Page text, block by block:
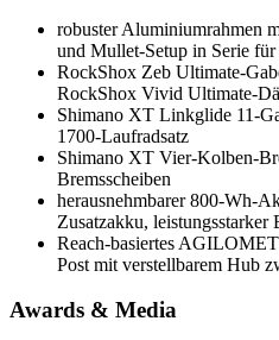
robuster Aluminiumrahmen
und Mullet-Setup in Serie
RockShox Zeb Ultimate-
RockShox Vivid Ultimate-
Shimano XT Linkglide 11-
1700-Laufradsatz
Shimano XT Vier-Kolben-
Bremsscheiben
herausnehmbarer 800-Wh-
Zusatzakku,
Reach-basiertes
Post mit verstellbarem Hub
Awards & Media